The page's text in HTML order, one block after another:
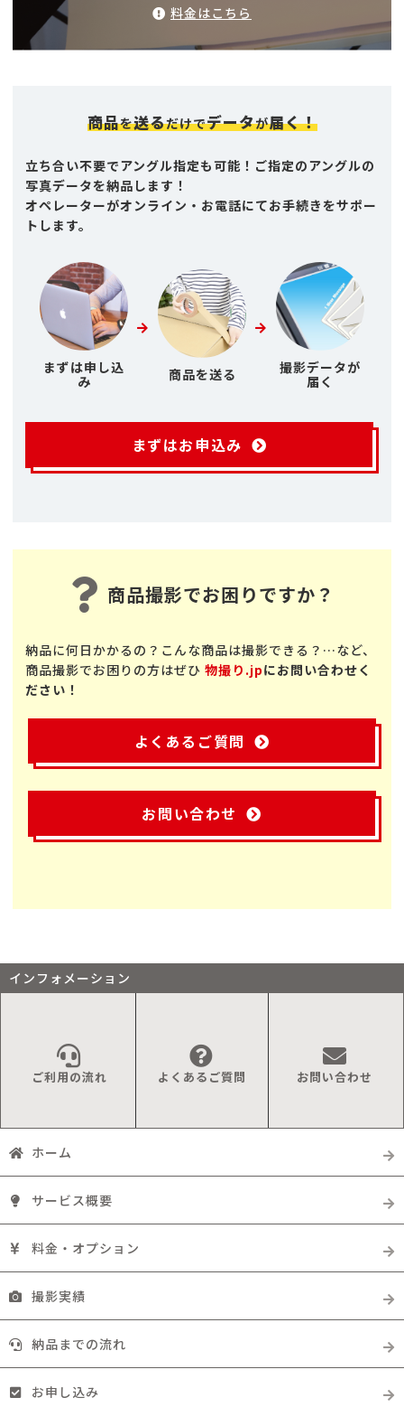
料金はこちら
商品を送るだけでデータが届く！
立ち合い不要でアングル指定も可能！ご指定のアングルの
写真データを納品します！
オペレーターがオンライン・お電話にてお手続きをサポー
トします。
まずは申し込
み
商品を送る
撮影データが
届く
まずはお申込み
商品撮影でお困りですか？
納品に何日かかるの？こんな商品は撮影できる？…など、
商品撮影でお困りの方はぜひ 物撮り.jpにお問い合わせく
ださい！
よくあるご質問
お問い合わせ
インフォメーション
ご利用の流れ よくあるご質問 お問い合わせ
ホーム
サービス概要
料金・オプション
撮影実績
納品までの流れ
お申し込み